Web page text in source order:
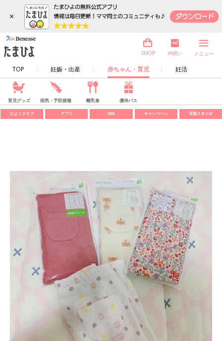
×
TOP 妊娠・出産 赤ちゃん・育児 妊活
SHOP 内祝い メニュー
育児グッズ 病気・予防接種 離乳食 優待パス
ひよこクラブ アプリ SNS キャンペーン 写真スタジオ